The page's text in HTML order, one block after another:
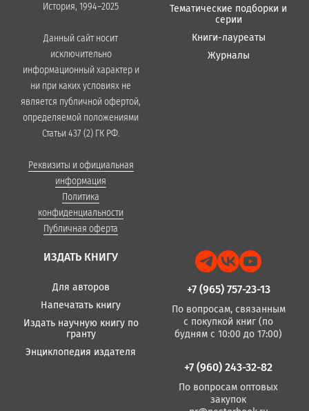
История, 1994–2025
Данный сайт носит
исключительно
информационный характер и
ни при каких условиях не
является публичной офертой,
определяемой положениями
Статьи 437 (2) ГК РФ.
Реквизиты и официальная
информация
Политика
конфиденциальности
Публичная оферта
Тематические подборки и
серии
Книги-лауреаты
Журналы
ИЗДАТЬ КНИГУ
Для авторов
Напечатать книгу
Издать научную книгу по
гранту
Энциклопедия издателя
+7 (965) 757-23-13
По вопросам, связанным
с покупкой книг (по
будням с 10:00 до 17:00)
+7 (960) 243-32-82
По вопросам оптовых
закупок